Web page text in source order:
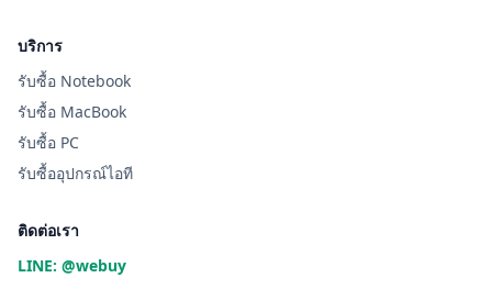
บริการ
รับซื้อ Notebook
รับซื้อ MacBook
รับซื้อ PC
รับซื้ออุปกรณ์ไอที
ติดต่อเรา
LINE: @webuy